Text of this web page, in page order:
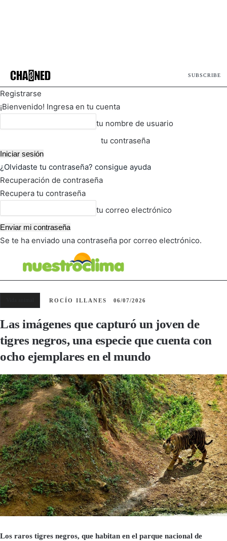
SUBSCRIBE
Registrarse
¡Bienvenido! Ingresa en tu cuenta
tu nombre de usuario
tu contraseña
¿Olvidaste tu contraseña? consigue ayuda
Recuperación de contraseña
Recupera tu contraseña
tu correo electrónico
Se te ha enviado una contraseña por correo electrónico.
ROCÍO ILLANES 06/07/2026
Las imágenes que capturó un joven de
tigres negros, una especie que cuenta con
ocho ejemplares en el mundo
Los raros tigres negros, que habitan en el parque nacional de